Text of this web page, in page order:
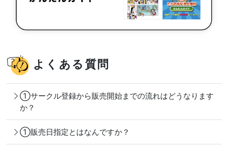
よくある質問
①サークル登録から販売開始までの流れはどうなります
か？
①販売日指定とはなんですか？